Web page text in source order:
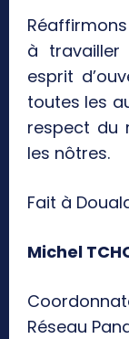
à
esprit
toutes les
respect du
les nôtres.
Fait à
Michel
Réseau